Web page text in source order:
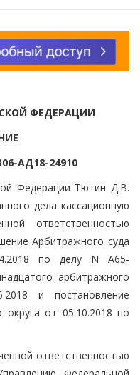
ФЕДЕРАЦИИ
АД18-24910
Федерации Тютин Д.В.
дела кассационную
ответственностью
Арбитражного суда
по делу N А65-
арбитражного
и постановление
от 05.10.2018 по
ответственностью